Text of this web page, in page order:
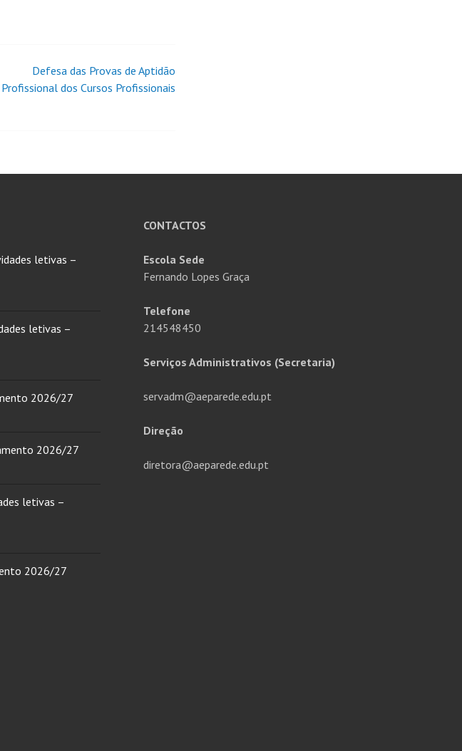
Defesa das Provas de Aptidão
Profissional dos Cursos Profissionais
letivas –
letivas –
2026/27
2026/27
letivas –
2026/27
CONTACTOS
Escola Sede
Fernando Lopes Graça
Telefone
214548450
Serviços Administrativos (Secretaria)
servadm@aeparede.edu.pt
Direção
diretora@aeparede.edu.pt